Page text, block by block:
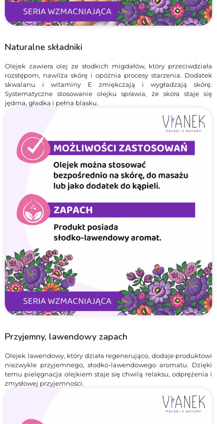
Naturalne składniki
Olejek zawiera olej ze słodkich migdałów, który przeciwdziała
rozstępom, nawilża skórę i opóźnia procesy starzenia. Dodatek
skwalanu i witaminy E zmiękczają i wygładzają skórę.
Systematyczne stosowanie olejku sprawia, że skóra staje się
jędrna, gładka i pełna blasku.
Przyjemny, lawendowy zapach
Olejek lawendowy, który działa regenerująco, dodaje produktowi
niezwykle przyjemnego, słodko-lawendowego aromatu. Dzięki
temu pielęgnacja olejkiem staje się chwilą relaksu, odprężenia i
zmysłowej przyjemności.